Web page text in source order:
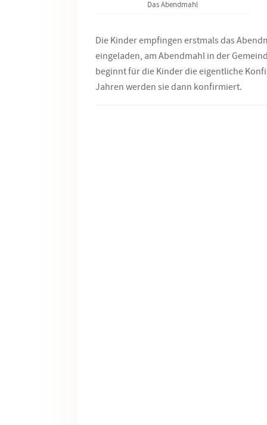
Das Abendmahl
Die Kinder empfingen erstmals das
eingeladen, am Abendmahl in der
beginnt für die Kinder die eigentliche
Jahren werden sie dann konfirmiert.